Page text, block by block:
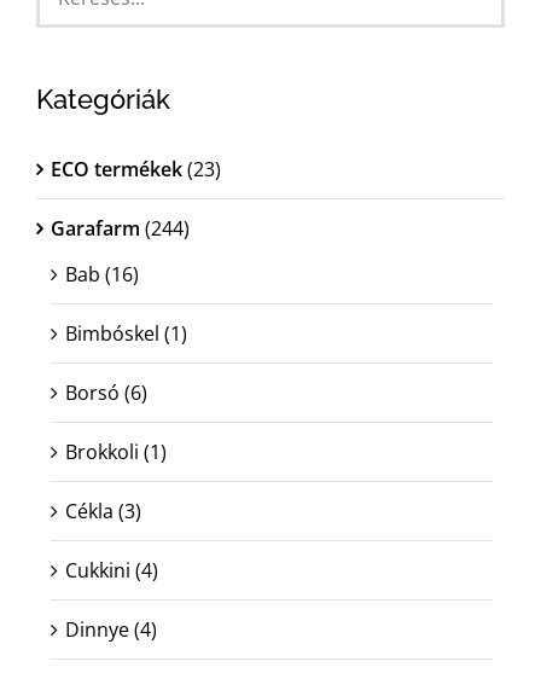
Kategóriák
ECO termékek(23)
Garafarm (244)
Bab (16)
Bimbóskel (1)
Borsó (6)
Brokkoli (1)
Cékla (3)
Cukkini (4)
Dinnye(4)